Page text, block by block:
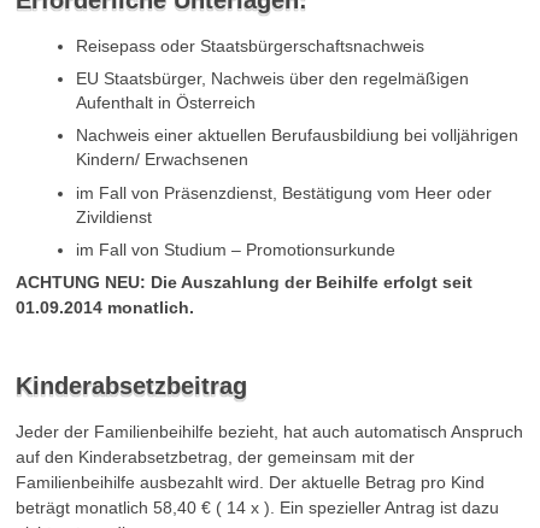
Reisepass oder Staatsbürgerschaftsnachweis
EU Staatsbürger, Nachweis über den regelmäßigen
Aufenthalt in Österreich
Nachweis einer aktuellen Berufausbildiung bei volljährigen
Kindern/ Erwachsenen
im Fall von Präsenzdienst, Bestätigung vom Heer oder
Zivildienst
im Fall von Studium – Promotionsurkunde
ACHTUNG NEU: Die Auszahlung der Beihilfe erfolgt seit
01.09.2014 monatlich.
Kinderabsetzbeitrag
Jeder der Familienbeihilfe bezieht, hat auch automatisch Anspruch
auf den Kinderabsetzbetrag, der gemeinsam mit der
Familienbeihilfe ausbezahlt wird. Der aktuelle Betrag pro Kind
beträgt monatlich 58,40 € ( 14 x ). Ein spezieller Antrag ist dazu